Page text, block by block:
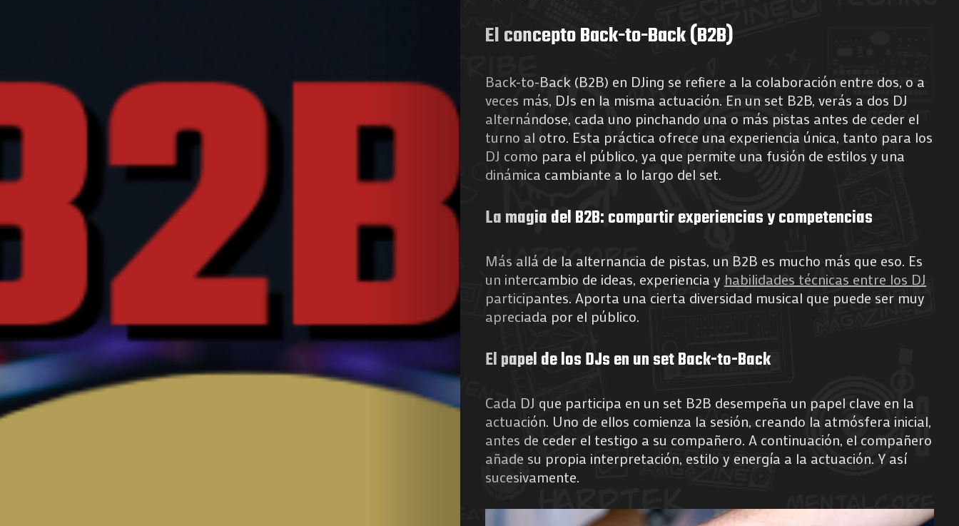
El concepto Back-to-Back (B2B)
Back-to-Back (B2B) en DJing se refiere a la colaboración entre dos, o a
veces más, DJs en la misma actuación. En un set B2B, verás a dos DJ
alternándose, cada uno pinchando una o más pistas antes de ceder el
turno al otro. Esta práctica ofrece una experiencia única, tanto para los
DJ como para el público, ya que permite una fusión de estilos y una
dinámica cambiante a lo largo del set.
La magia del B2B: compartir experiencias y competencias
Más allá de la alternancia de pistas, un B2B es mucho más que eso. Es
un intercambio de ideas, experiencia y habilidades técnicas entre los DJ
participantes. Aporta una cierta diversidad musical que puede ser muy
apreciada por el público.
El papel de los DJs en un set Back-to-Back
Cada DJ que participa en un set B2B desempeña un papel clave en la
actuación. Uno de ellos comienza la sesión, creando la atmósfera inicial,
antes de ceder el testigo a su compañero. A continuación, el compañero
añade su propia interpretación, estilo y energía a la actuación. Y así
sucesivamente.